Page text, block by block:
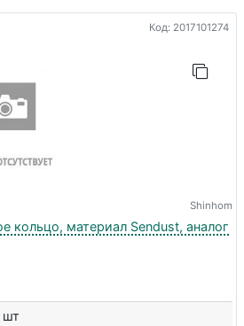
Код: 2017101274
Shinhom
кольцо, материал Sendust, аналог
шт